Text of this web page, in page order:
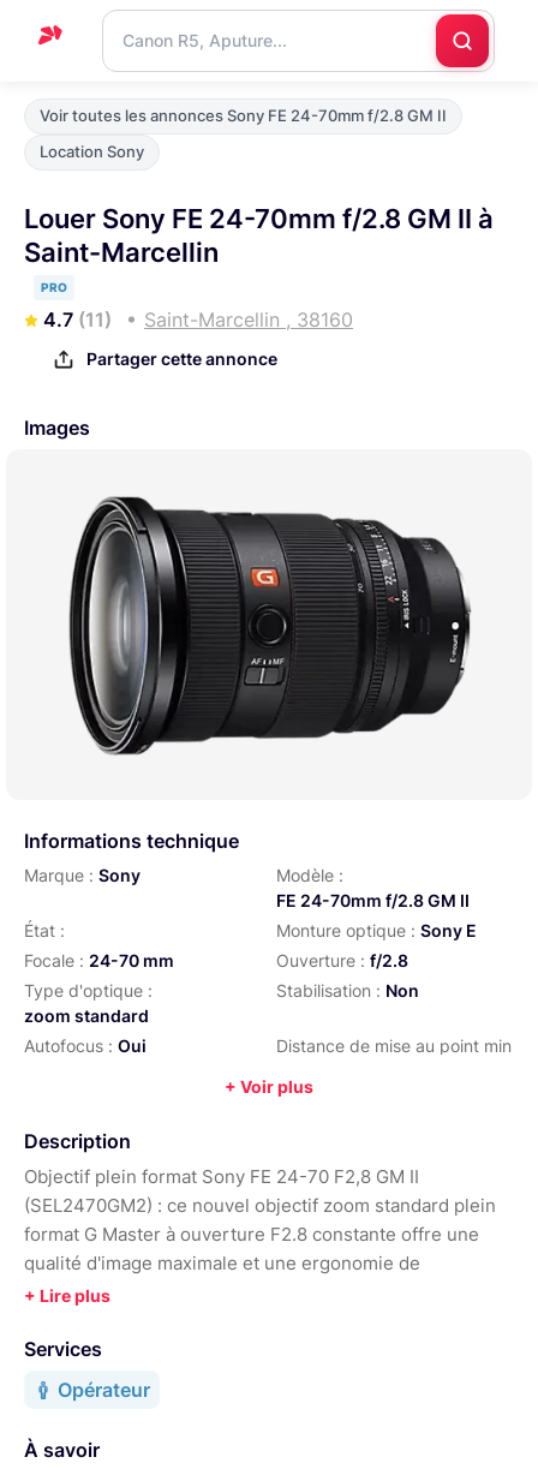
Accueil
Support
Nous
contacter
Voir toutes les annonces Sony FE 24-70mm f/2.8 GM II
Location Sony
Louer Sony FE 24-70mm f/2.8 GM II à
Saint-Marcellin
PRO
4.7 (11) Saint-Marcellin , 38160
Partager cette annonce
Images
Informations technique
Marque : Sony
Modèle :
FE 24-70mm f/2.8 GM II
État :
Monture optique : Sony E
Focale : 24-70 mm Ouverture : f/2.8
Type d'optique :
zoom standard
Stabilisation : Non
Autofocus : Oui
Distance de mise au point min
Poids :
Année :
2022
+ Voir plus
Description
Objectif plein format Sony FE 24-70 F2,8 GM II
(SEL2470GM2) : ce nouvel objectif zoom standard plein
format G Master à ouverture F2.8 constante offre une
qualité d'image maximale et une ergonomie de
fonctionnement unique, pour la réalisation professionelle
Services
Opérateur
À savoir